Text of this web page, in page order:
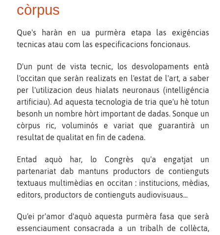
còrpus
Que's haràn en ua purmèra etapa las exigéncias
tecnicas atau com las especificacions foncionaus.
D'un punt de vista tecnic, los desvolopaments entà
l'occitan que seràn realizats en l'estat de l'art, a saber
per l'utilizacion deus hialats neuronaus (intelligéncia
artificiau). Ad aquesta tecnologia de tria que'u hè totun
besonh un nombre hòrt important de dadas. Sonque un
còrpus ric, voluminós e variat que guarantirà un
resultat de qualitat en fin de cadena.
Entad aquò har, lo Congrès qu'a engatjat un
partenariat dab mantuns productors de contienguts
textuaus multimèdias en occitan : institucions, mèdias,
editors, productors de contienguts audiovisuaus...
Qu'ei pr'amor d'aquò aquesta purmèra fasa que serà
essenciaument consacrada a un tribalh de collècta,